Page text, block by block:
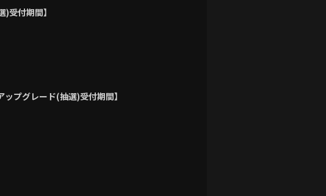
受付期間】
プグレード(抽選)受付期間】